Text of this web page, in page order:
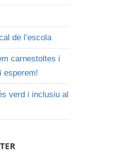
de l’escola
carnestoltes i
esperem!
verd i inclusiu al